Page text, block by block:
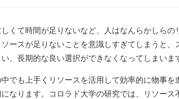
くて時間が足りないなど、人はなんらかしらの
ースが足りないことを意識しすぎてしまうと、
、長期的な良い選択ができなくなってしまいま
でも上手くリソースを活用して効率的に物事を
なります。コロラド大学の研究では、リソース